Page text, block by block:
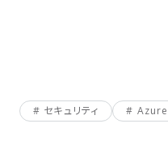
セキュリティ Azure